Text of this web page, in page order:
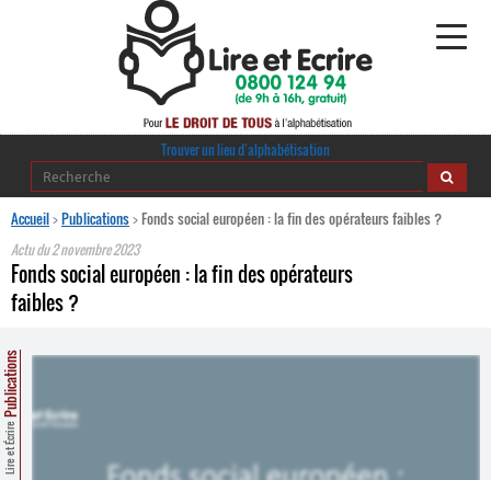
Alphabétisation
Regards croisés
Trouver un lieu d’alphabétisation
Accueil>Publications>Fonds social européen : la fin des opérateurs faibles ?
Actu du2 novembre 2023
Fonds social européen : la fin des opérateurs
faibles ?
Lire et Écrire
Publications